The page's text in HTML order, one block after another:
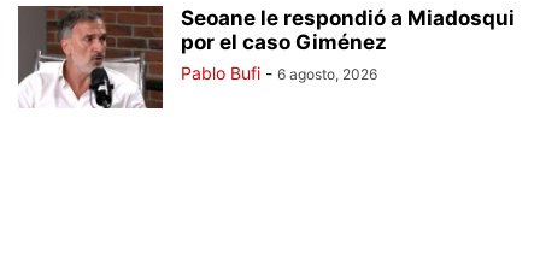
Seoane le respondió a Miadosqui
por el caso Giménez
Pablo Bufi - 6 agosto, 2026